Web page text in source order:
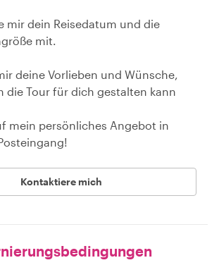
mir dein Reisedatum und die
mit.
deine Vorlieben und Wünsche,
die Tour für dich gestalten kann
mein persönliches Angebot in
Kontaktiere mich